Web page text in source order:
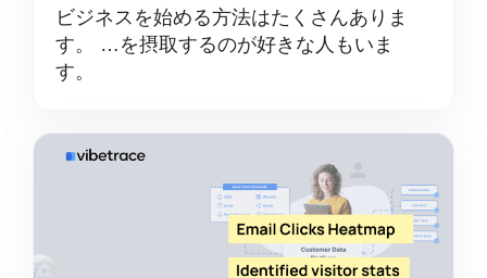
ビジネスを始める方法はたくさんありま
す。 …を摂取するのが好きな人もいま
す。